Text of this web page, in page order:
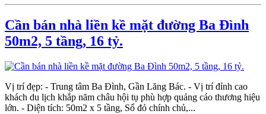
Cần bán nhà liền kề mặt đường Ba Đình
50m2, 5 tầng, 16 tỷ.
Vị trí đẹp: - Trung tâm Ba Đình, Gần Lăng Bác. - Vị trí đỉnh cao
khách du lịch khắp năm châu hội tụ phù hợp quảng cáo thương hiệu
lớn. - Diện tích: 50m2 x 5 tầng, Sổ đỏ chính chủ,...